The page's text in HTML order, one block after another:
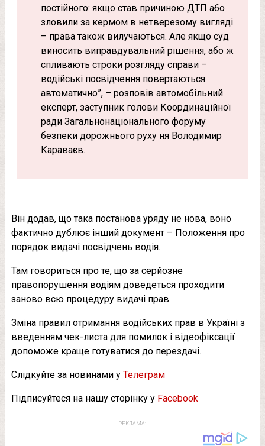
постійного: якщо став причиною ДТП або
зловили за кермом в нетверезому вигляді
– права також вилучаються. Але якщо суд
виносить виправдувальний рішення, або ж
спливають строки розгляду справи –
водійські посвідчення повертаються
автоматично”, – розповів автомобільний
експерт, заступник голови Координаційної
ради Загальнонаціонального форуму
безпеки дорожнього руху ня Володимир
Караваєв.
Він додав, що така постанова уряду не нова, воно
фактично дублює інший документ – Положення про
порядок видачі посвідчень водія.
Там говориться про те, що за серйозне
правопорушення водіям доведеться проходити
заново всю процедуру видачі прав.
Зміна правил отримання водійських прав в Україні з
введенням чек-листа для помилок і відеофіксації
допоможе краще готуватися до перездачі.
Слідкуйте за новинами у Телеграм
Підписуйтеся на нашу сторінку у Facebook
РЕКЛАМА: